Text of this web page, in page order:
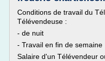
Conditions de travail du
Télévendeuse :
- de nuit
- Travail en fin de semaine
Salaire d'un Télévendeur